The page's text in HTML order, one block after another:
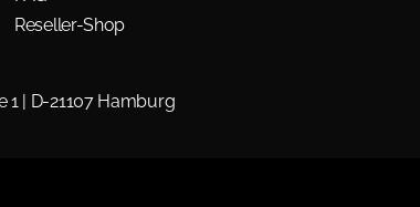
Reseller-Shop
1 | D-21107 Hamburg